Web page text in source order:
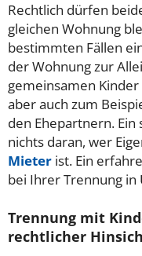
Rechtlich dürfen
gleichen Wohnung
bestimmten Fällen
der Wohnung zur
gemeinsamen
aber auch zum
den Ehepartnern.
nichts daran, wer
Mieter ist. Ein
bei Ihrer Trennung in
Trennung mit
rechtlicher